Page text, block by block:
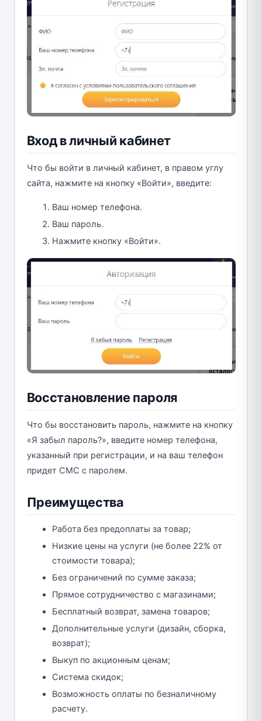
Вход в личный кабинет
Что бы войти в личный кабинет, в правом углу
сайта, нажмите на кнопку «Войти», введите:
Ваш номер телефона.
Ваш пароль.
Нажмите кнопку «Войти».
Восстановление пароля
Что бы восстановить пароль, нажмите на кнопку
«Я забыл пароль?», введите номер телефона,
указанный при регистрации, и на ваш телефон
придет СМС с паролем.
Преимущества
Работа без предоплаты за товар;
Низкие цены на услуги (не более 22% от
стоимости товара);
Без ограничений по сумме заказа;
Прямое сотрудничество с магазинами;
Бесплатный возврат, замена товаров;
Дополнительные услуги (дизайн, сборка,
возврат);
Выкуп по акционным ценам;
Система скидок;
Возможность оплаты по безналичному
расчету.